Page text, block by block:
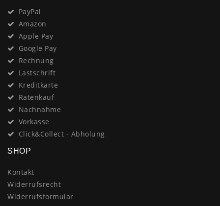
PayPal
Amazon
Apple Pay
Google Pay
Rechnung
Lastschrift
Kreditkarte
Ratenkauf
Nachnahme
Vorkasse
Click&Collect - Abholung
SHOP
Kontakt
Widerrufsrecht
Widerrufsformular